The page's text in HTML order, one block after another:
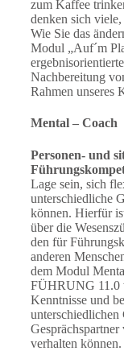
zum Kaffee
denken sich
Wie Sie das
Modul „Auf´m
Nachbereitung
Rahmen unseres
Mental – Coach
Personen- und
Lage sein, sich
unterschiedliche
können. Hierfür
über die
den für
anderen
dem Modul
FÜHRUNG 11.0
Kenntnisse und
unterschiedlichen
verhalten können.